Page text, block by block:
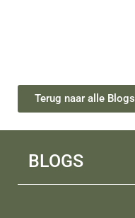
Terug naar alle Blogs
BLOGS